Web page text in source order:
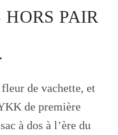
PAIR
de vachette, et
de première
à dos à l’ère du